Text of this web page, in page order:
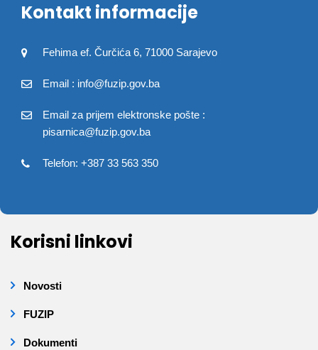
Kontakt informacije
Fehima ef. Čurčića 6, 71000 Sarajevo
Email : info@fuzip.gov.ba
Email za prijem elektronske pošte :
pisarnica@fuzip.gov.ba
Telefon: +387 33 563 350
Korisni linkovi
Novosti
FUZIP
Dokumenti